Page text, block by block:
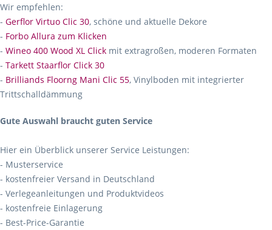
Wir empfehlen:
- Gerflor Virtuo Clic 30, schöne und aktuelle Dekore
- Forbo Allura zum Klicken
- Wineo 400 Wood XL Click mit extragroßen, moderen Formaten
- Tarkett Staarflor Click 30
- Brilliands Floorng Mani Clic 55, Vinylboden mit integrierter
Trittschalldämmung
Gute Auswahl braucht guten Service
Hier ein Überblick unserer Service Leistungen:
- Musterservice
- kostenfreier Versand in Deutschland
- Verlegeanleitungen und Produktvideos
- kostenfreie Einlagerung
- Best-Price-Garantie